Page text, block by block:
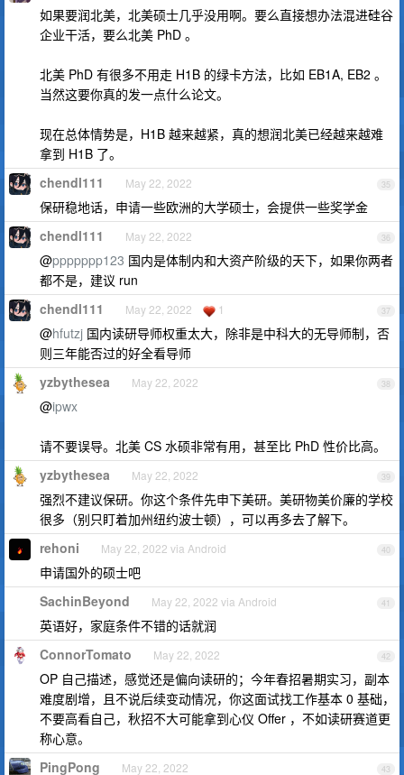
如果要润北美，北美硕士几乎没用啊。要么直接想办法混进硅谷
企业干活，要么北美 PhD 。
北美 PhD 有很多不用走 H1B 的绿卡方法，比如 EB1A, EB2 。
当然这要你真的发一点什么论文。
现在总体情势是，H1B 越来越紧，真的想润北美已经越来越难
拿到 H1B 了。
35
chendl111 May 22, 2022
保研稳地话，申请一些欧洲的大学硕士，会提供一些奖学金
36
chendl111 May 22, 2022
@ppppppp123 国内是体制内和大资产阶级的天下，如果你两者
都不是，建议 run
37
chendl111 May 22, 2022 1
@hfutzj 国内读研导师权重太大，除非是中科大的无导师制，否
则三年能否过的好全看导师
38
yzbythesea May 22, 2022
@ipwx
请不要误导。北美 CS 水硕非常有用，甚至比 PhD 性价比高。
39
yzbythesea May 22, 2022
强烈不建议保研。你这个条件先申下美研。美研物美价廉的学校
很多（别只盯着加州纽约波士顿），可以再多去了解下。
40
rehoni May 22, 2022 via Android
申请国外的硕士吧
41
SachinBeyond May 22, 2022 via Android
英语好，家庭条件不错的话就润
42
ConnorTomato May 22, 2022
OP 自己描述，感觉还是偏向读研的；今年春招暑期实习，副本
难度剧增，且不说后续变动情况，你这面试找工作基本 0 基础，
不要高看自己，秋招不大可能拿到心仪 Offer ，不如读研赛道更
称心意。
43
PingPong May 22, 2022